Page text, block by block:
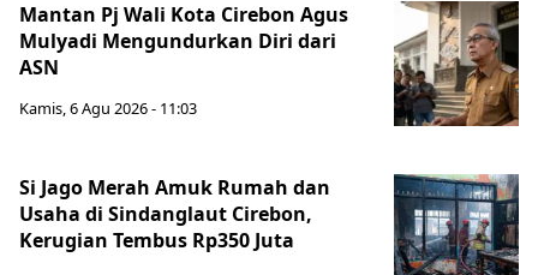
Mantan Pj Wali Kota Cirebon Agus
Mulyadi Mengundurkan Diri dari
ASN
Kamis, 6 Agu 2026 - 11:03
Si Jago Merah Amuk Rumah dan
Usaha di Sindanglaut Cirebon,
Kerugian Tembus Rp350 Juta